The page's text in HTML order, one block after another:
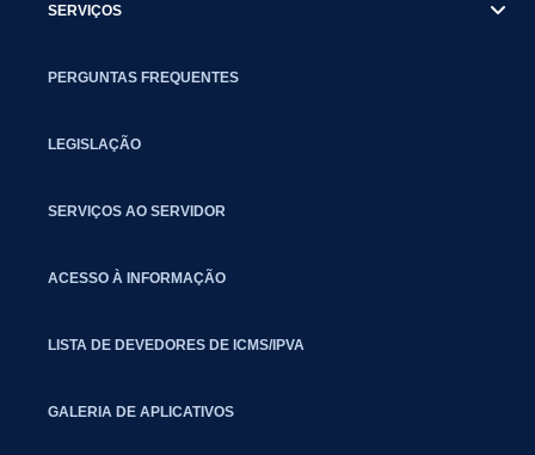
SERVIÇOS
PERGUNTAS FREQUENTES
LEGISLAÇÃO
SERVIÇOS AO SERVIDOR
ACESSO À INFORMAÇÃO
LISTA DE DEVEDORES DE ICMS/IPVA
GALERIA DE APLICATIVOS